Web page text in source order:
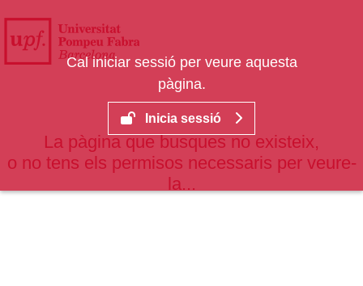
Salta al contingut principal
La pàgina que busques no existeix,
o no tens els permisos necessaris per veure-
la...
Cal iniciar sessió per veure aquesta
pàgina.
Inicia sessió